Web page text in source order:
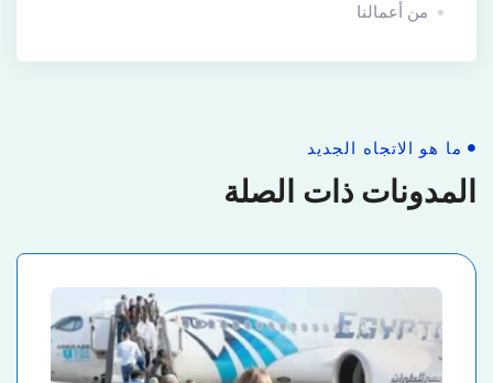
من أعمالنا
ما هو الاتجاه الجديد
المدونات ذات الصلة